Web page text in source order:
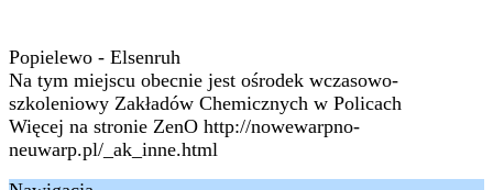
Popielewo - Elsenruh
Na tym miejscu obecnie jest ośrodek wczasowo-
szkoleniowy Zakładów Chemicznych w Policach
Więcej na stronie ZenO http://nowewarpno-
neuwarp.pl/_ak_inne.html